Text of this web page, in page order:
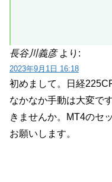
長谷川義彦 より:
2023年9月1日 16:18
初めまして。日経
なかなか手動は大変で
きませんか。MT4のセ
お願いします。